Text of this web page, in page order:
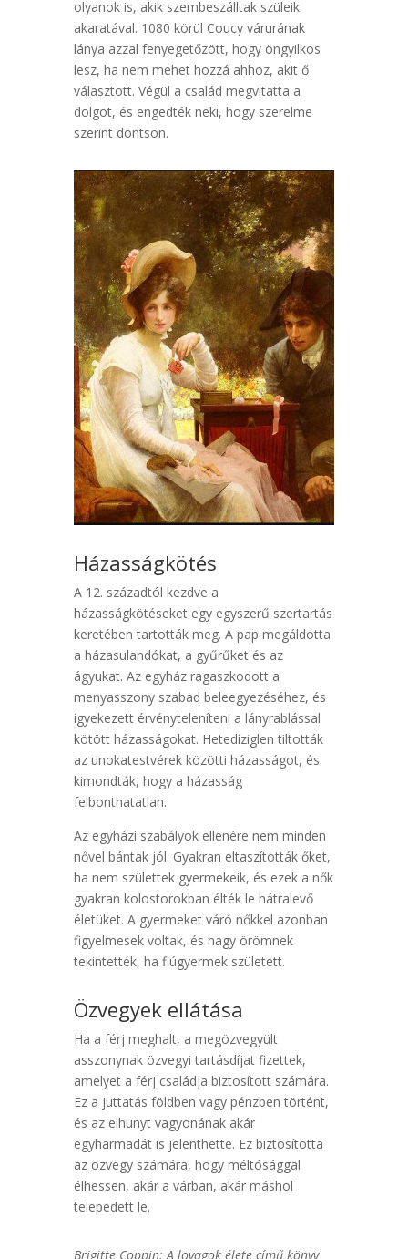
olyanok is, akik szembeszálltak szüleik
akaratával. 1080 körül Coucy várurának
lánya azzal fenyegetőzött, hogy öngyilkos
lesz, ha nem mehet hozzá ahhoz, akit ő
választott. Végül a család megvitatta a
dolgot, és engedték neki, hogy szerelme
szerint döntsön.
Házasságkötés
A 12. századtól kezdve a
házasságkötéseket egy egyszerű szertartás
keretében tartották meg. A pap megáldotta
a házasulandókat, a gyűrűket és az
ágyukat. Az egyház ragaszkodott a
menyasszony szabad beleegyezéséhez, és
igyekezett érvényteleníteni a lányrablással
kötött házasságokat. Hetedíziglen tiltották
az unokatestvérek közötti házasságot, és
kimondták, hogy a házasság
felbonthatatlan.
Az egyházi szabályok ellenére nem minden
nővel bántak jól. Gyakran eltaszították őket,
ha nem születtek gyermekeik, és ezek a nők
gyakran kolostorokban élték le hátralevő
életüket. A gyermeket váró nőkkel azonban
figyelmesek voltak, és nagy örömnek
tekintették, ha fiúgyermek született.
Özvegyek ellátása
Ha a férj meghalt, a megözvegyült
asszonynak özvegyi tartásdíjat fizettek,
amelyet a férj családja biztosított számára.
Ez a juttatás földben vagy pénzben történt,
és az elhunyt vagyonának akár
egyharmadát is jelenthette. Ez biztosította
az özvegy számára, hogy méltósággal
élhessen, akár a várban, akár máshol
telepedett le.
Brigitte Coppin: A lovagok élete című könyv